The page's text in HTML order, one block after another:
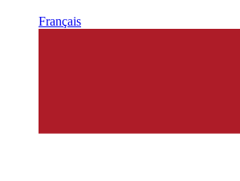
Français